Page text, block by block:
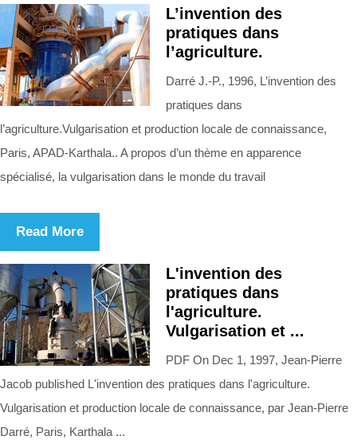
L’invention des
pratiques dans
l’agriculture.
Darré J.-P., 1996, L’invention des
pratiques dans
l’agriculture.Vulgarisation et production locale de connaissance,
Paris, APAD-Karthala.. A propos d’un thème en apparence
spécialisé, la vulgarisation dans le monde du travail
Read More
L'invention des
pratiques dans
l'agriculture.
Vulgarisation et ...
PDF On Dec 1, 1997, Jean‑Pierre
Jacob published L'invention des pratiques dans l'agriculture.
Vulgarisation et production locale de connaissance, par Jean‑Pierre
Darré, Paris, Karthala ...